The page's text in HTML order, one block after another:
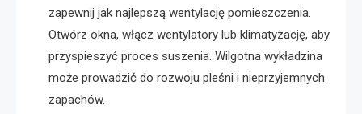
zapewnij jak najlepszą wentylację pomieszczenia.
Otwórz okna, włącz wentylatory lub klimatyzację, aby
przyspieszyć proces suszenia. Wilgotna wykładzina
może prowadzić do rozwoju pleśni i nieprzyjemnych
zapachów.